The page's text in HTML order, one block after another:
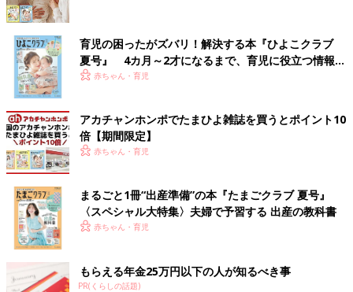
育児の困ったがズバリ！解決する本『ひよこクラブ
夏号』 4カ月～2才になるまで、育児に役立つ情報が
いっぱい！
赤ちゃん・育児
アカチャンホンポでたまひよ雑誌を買うとポイント10
倍【期間限定】
赤ちゃん・育児
まるごと1冊“出産準備”の本『たまごクラブ 夏号』
〈スペシャル大特集〉夫婦で予習する 出産の教科書
赤ちゃん・育児
もらえる年金25万円以下の人が知るべき事
PR(くらしの話題)